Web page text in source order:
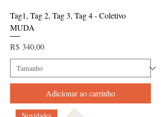
Tag1, Tag 2, Tag 3, Tag 4 - Coletivo
MUDA
Preço
R$ 340,00
Adicionar ao carrinho
Novidades